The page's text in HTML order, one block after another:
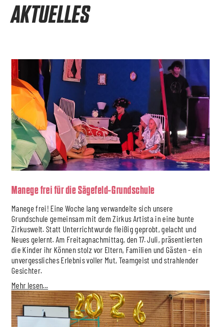
AKTUELLES
Manege frei für die Sägefeld-Grundschule
Manege frei! Eine Woche lang verwandelte sich unsere
Grundschule gemeinsam mit dem Zirkus Artista in eine bunte
Zirkuswelt. Statt Unterrichtwurde fleißig geprobt, gelacht und
Neues gelernt. Am Freitagnachmittag, den 17. Juli, präsentierten
die Kinder ihr Können stolz vor Eltern, Familien und Gästen - ein
unvergessliches Erlebnis voller Mut, Teamgeist und strahlender
Gesichter.
Mehr lesen...